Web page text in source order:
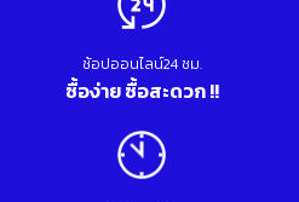
ช้อปออนไลน์24 ชม.
ซื้อง่าย ซื้อสะดวก !!